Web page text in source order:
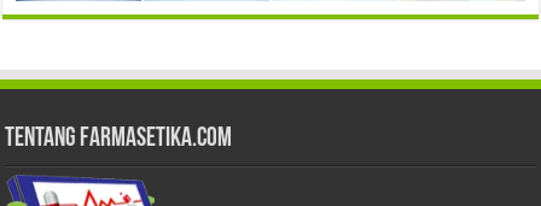
Tentang Farmasetika.com